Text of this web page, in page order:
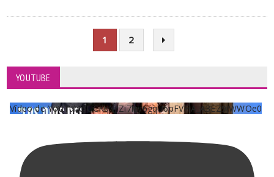
1 2
YOUTUBE
Vídeo de YouTube UCKqYjiZi7lzy6gqU6pFVFiA_A3EZ9JWWOe0